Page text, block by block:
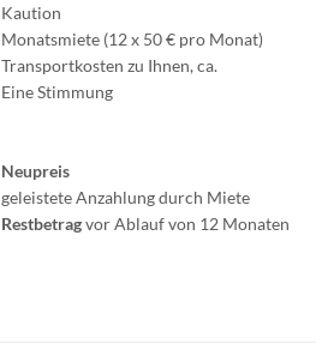
Kaution
Monatsmiete (12 x 50 € pro Monat)
Transportkosten zu Ihnen, ca.
Eine Stimmung
Neupreis
geleistete Anzahlung durch Miete
Restbetragvor Ablauf von 12 Monaten